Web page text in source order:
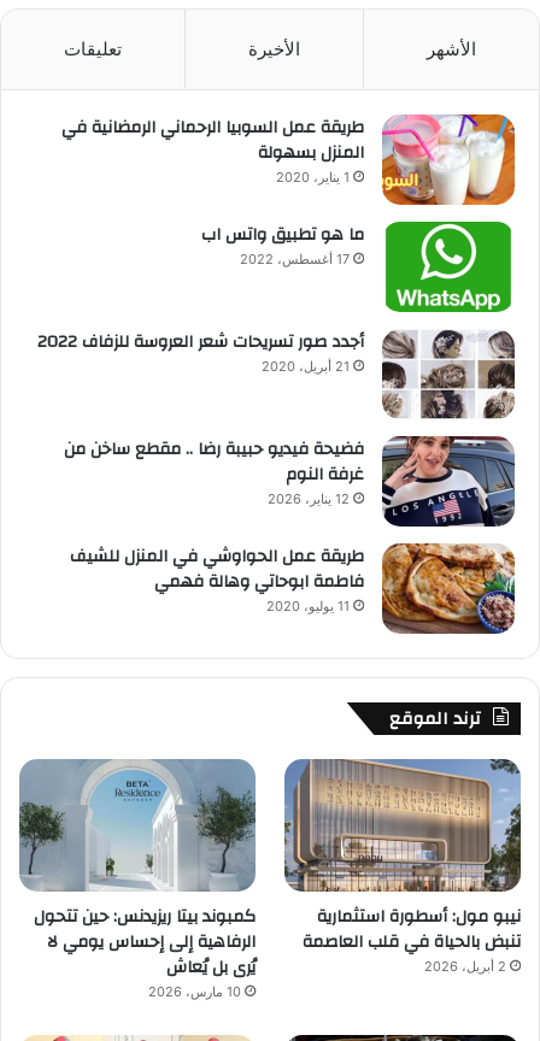
الأشهر الأخيرة تعليقات
طريقة عمل السوبيا الرحماني الرمضانية في
المنزل بسهولة
1 يناير، 2020
ما هو تطبيق واتس اب
17 أغسطس، 2022
أجدد صور تسريحات شعر العروسة للزفاف 2022
21 أبريل، 2020
فضيحة فيديو حبيبة رضا .. مقطع ساخن من
غرفة النوم
12 يناير، 2026
طريقة عمل الحواوشي في المنزل للشيف
فاطمة ابوحاتي وهالة فهمي
11 يوليو، 2020
ترند الموقع
نيبو مول: أسطورة استثمارية
تنبض بالحياة في قلب العاصمة
2 أبريل، 2026
كمبوند بيتا ريزيدنس: حين تتحول
الرفاهية إلى إحساس يومي لا
يُرى بل يُعاش
10 مارس، 2026